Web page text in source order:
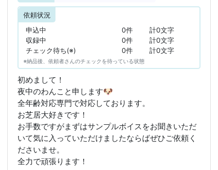
依頼状況
申込中
0件
計0文字
収録中
0件
計0文字
チェック待ち(※)
0件 計0文字
※納品後、依頼者さんのチェックを待っている状態
初めまして！
夜中のわんこと申します🐶
全年齢対応専門で対応しております。
お芝居大好きです！
お手数ですがまずはサンプルボイスをお聞きいただ
いて気に入っていただけましたならばぜひご依頼く
ださいませ。
全力で頑張ります！